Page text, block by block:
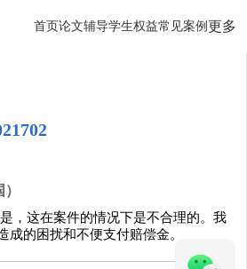
首页论文辅导学生权益常见案例 更多
，这在案件的情况下是不合理的。我
成的困扰和不便支付赔偿金。